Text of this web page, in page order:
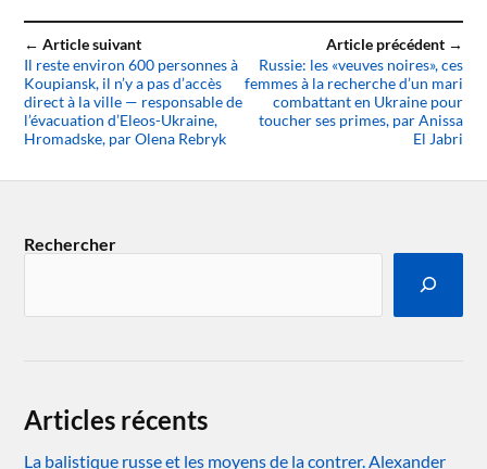
← Article suivant
Il reste environ 600 personnes à
Koupiansk, il n’y a pas d’accès
direct à la ville — responsable de
l’évacuation d’Eleos-Ukraine,
Hromadske, par Olena Rebryk
Article précédent →
Russie: les «veuves noires», ces
femmes à la recherche d’un mari
combattant en Ukraine pour
toucher ses primes, par Anissa
El Jabri
Rechercher
Articles récents
La balistique russe et les moyens de la contrer. Alexander